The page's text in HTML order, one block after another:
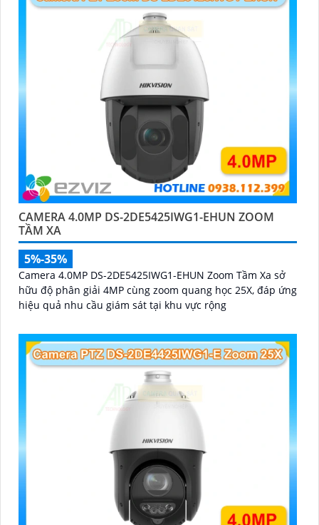
CAMERA 4.0MP DS-2DE5425IWG1-EHUN ZOOM
TẦM XA
5%-35%
Camera 4.0MP DS-2DE5425IWG1-EHUN Zoom Tầm Xa sở
hữu độ phân giải 4MP cùng zoom quang học 25X, đáp ứng
hiệu quả nhu cầu giám sát tại khu vực rộng